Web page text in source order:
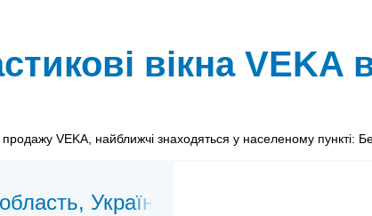
вікна VEKA
VEKA, найближчі знаходяться у населеному пункті: